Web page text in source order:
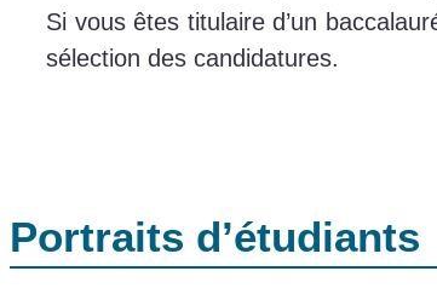
Si vous êtes titulaire d’un
sélection des candidatures.
Portraits d’étudiants